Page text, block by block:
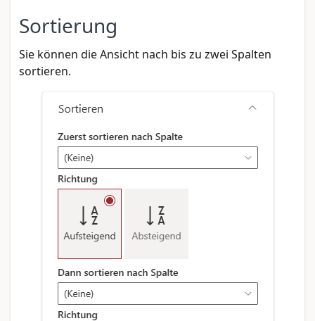
Sortierung
Sie können die Ansicht nach bis zu zwei Spalten
sortieren.